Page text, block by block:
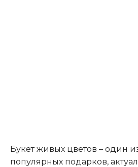
Букет живых цветов – один
популярных подарков,